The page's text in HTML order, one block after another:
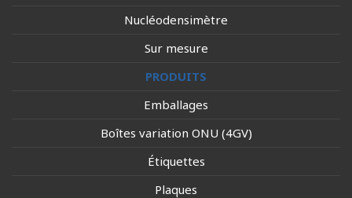
Nucléodensimètre
Sur mesure
PRODUITS
Emballages
Boîtes variation ONU (4GV)
Étiquettes
Plaques